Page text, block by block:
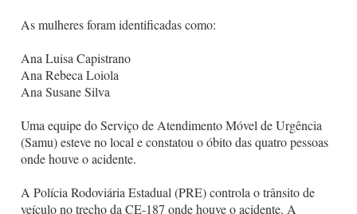
As mulheres foram identificadas como:
Ana Luisa Capistrano
Ana Rebeca Loiola
Ana Susane Silva
Uma equipe do Serviço de Atendimento Móvel de Urgência
(Samu) esteve no local e constatou o óbito das quatro pessoas
onde houve o acidente.
A Polícia Rodoviária Estadual (PRE) controla o trânsito de
veículo no trecho da CE-187 onde houve o acidente. A